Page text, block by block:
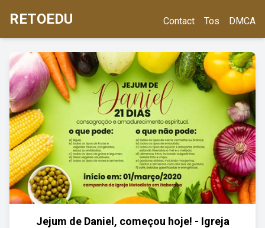
RETOEDU Contact Tos DMCA
Jejum de Daniel, começou hoje! - Igreja